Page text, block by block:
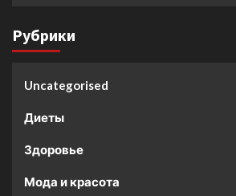
Рубрики
Uncategorised
Диеты
Здоровье
Мода и красота